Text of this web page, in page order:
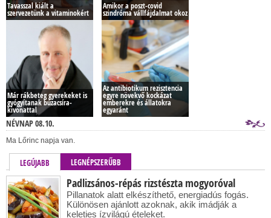
Tavasszal kiált a
szervezetünk a vitaminokért
Amikor a poszt-covid
szindróma vállfájdalmat okoz
Már rákbeteg gyerekeket is
gyógyítanak búzacsíra-
kivonattal
Az antibiotikum rezisztencia
egyre növekvő kockázat
emberekre és állatokra
egyaránt
NÉVNAP 08.10.
Ma Lőrinc napja van.
LEGÚJABB LEGNÉPSZERŰBB
Padlizsános-répás rizstészta mogyoróval
Pillanatok alatt elkészíthető, energiadús fogás.
Különösen ajánlott azoknak, akik imádják a
keleties ízvilágú ételeket.